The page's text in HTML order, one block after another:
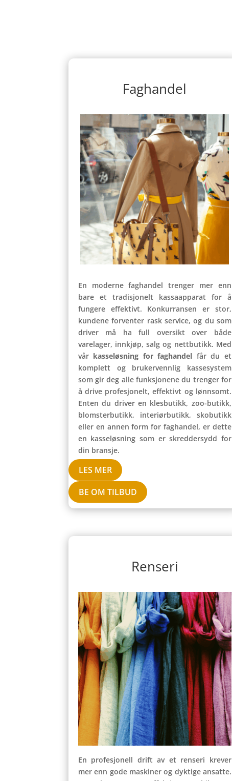
Faghandel
En moderne faghandel trenger mer enn
bare et tradisjonelt kassaapparat for å
fungere effektivt. Konkurransen er stor,
kundene forventer rask service, og du som
driver må ha full oversikt over både
varelager, innkjøp, salg og nettbutikk. Med
vår kasseløsning for faghandel får du et
komplett og brukervennlig kassesystem
som gir deg alle funksjonene du trenger for
å drive profesjonelt, effektivt og lønnsomt.
Enten du driver en klesbutikk, zoo-butikk,
blomsterbutikk, interiørbutikk, skobutikk
eller en annen form for faghandel, er dette
en kasseløsning som er skreddersydd for
din bransje.
LES MER
BE OM TILBUD
Renseri
En profesjonell drift av et renseri krever
mer enn gode maskiner og dyktige ansatte.